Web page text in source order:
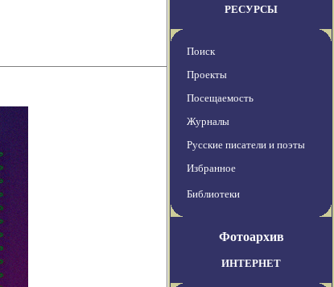
РЕСУРСЫ
Поиск
Проекты
Посещаемость
Журналы
Русские писатели и поэты
Избранное
Библиотеки
Фотоархив
ИНТЕРНЕТ